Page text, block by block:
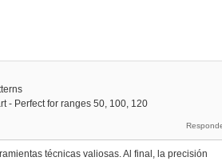
- Perfect for ranges 50, 100, 120
técnicas valiosas. Al final, la precisión